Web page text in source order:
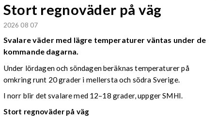
Stort regnoväder på väg
2026 08 07
Svalare väder med lägre temperaturer väntas under de
kommande dagarna.
Under lördagen och söndagen beräknas temperaturer på
omkring runt 20 grader i mellersta och södra Sverige.
I norr blir det svalare med 12–18 grader, uppger SMHI.
Stort regnoväder på väg